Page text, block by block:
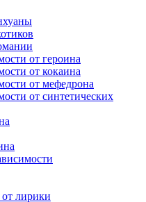
от героина
от кокаина
от мефедрона
от синтетических
лирики